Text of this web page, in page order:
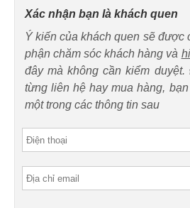
Xác nhận bạn là khách quen
Ý kiến của khách quen sẽ được
phận chăm sóc khách hàng và
đây mà không cần kiểm
từng liên hệ hay mua hàng,
một trong các thông tin sau